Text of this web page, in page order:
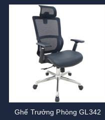
Ghế Trưởng Phòng GL342